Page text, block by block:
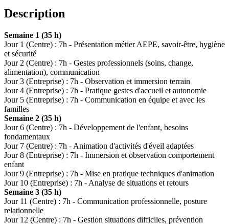
Description
Semaine 1 (35 h)
Jour 1 (Centre) : 7h - Présentation métier AEPE, savoir-être, hygiène
et sécurité
Jour 2 (Centre) : 7h - Gestes professionnels (soins, change,
alimentation), communication
Jour 3 (Entreprise) : 7h - Observation et immersion terrain
Jour 4 (Entreprise) : 7h - Pratique gestes d'accueil et autonomie
Jour 5 (Entreprise) : 7h - Communication en équipe et avec les
familles
Semaine 2 (35 h)
Jour 6 (Centre) : 7h - Développement de l'enfant, besoins
fondamentaux
Jour 7 (Centre) : 7h - Animation d'activités d'éveil adaptées
Jour 8 (Entreprise) : 7h - Immersion et observation comportement
enfant
Jour 9 (Entreprise) : 7h - Mise en pratique techniques d'animation
Jour 10 (Entreprise) : 7h - Analyse de situations et retours
Semaine 3 (35 h)
Jour 11 (Centre) : 7h - Communication professionnelle, posture
relationnelle
Jour 12 (Centre) : 7h - Gestion situations difficiles, prévention